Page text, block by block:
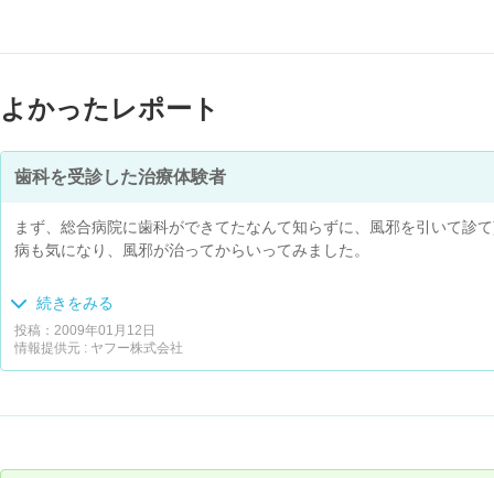
よかったレポート
歯科を受診した治療体験者
まず、総合病院に歯科ができてたなんて知らずに、風邪を引いて診
病も気になり、風邪が治ってからいってみました。
こんなこと今まで初めてだったんですけど、歯周病の内科治療のお
続きをみる
投稿：2009年01月12日
情報提供元 : ヤフー株式会社